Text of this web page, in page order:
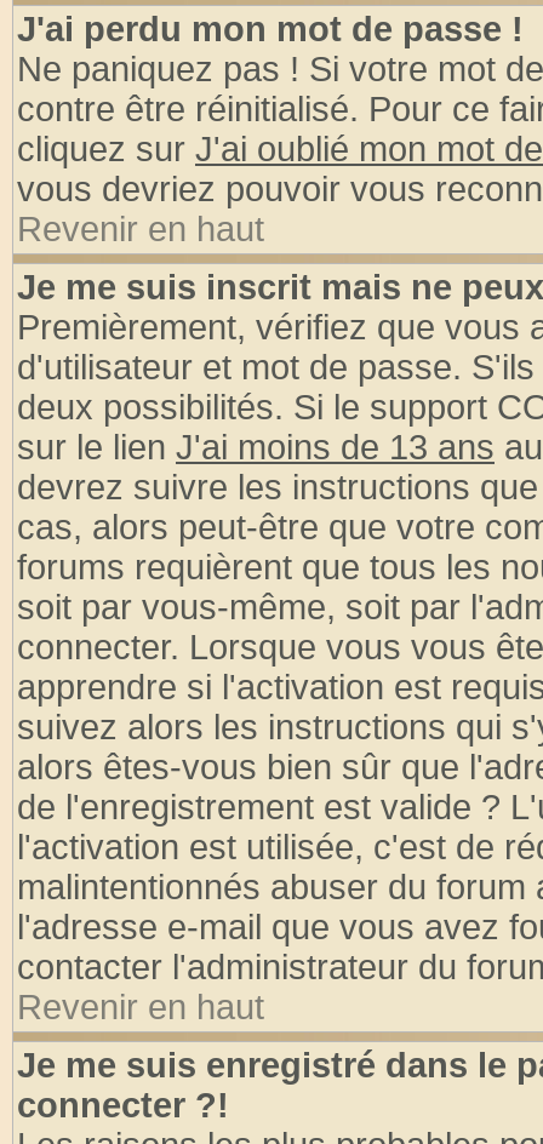
J'ai perdu mon mot de passe !
Ne paniquez pas ! Si votre mot
contre être réinitialisé. Pour ce
cliquez sur J'ai oublié mon mot
vous devriez pouvoir vous
Revenir en haut
Je me suis inscrit mais ne
Premièrement, vérifiez que vous
d'utilisateur et mot de passe.
deux possibilités. Si le support
sur le lien J'ai moins de 13 ans
devrez suivre les instructions
cas, alors peut-être que votre
forums requièrent que tous les
soit par vous-même, soit par
connecter. Lorsque vous vous
apprendre si l'activation est
suivez alors les instructions qui
alors êtes-vous bien sûr que
de l'enregistrement est valide ?
l'activation est utilisée, c'est de
malintentionnés abuser du
l'adresse e-mail que vous avez
contacter l'administrateur du
Revenir en haut
Je me suis enregistré dans le
connecter ?!